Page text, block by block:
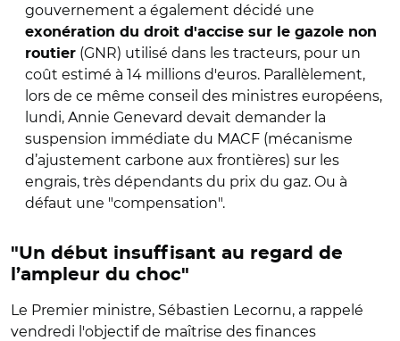
gouvernement a également décidé une
exonération du droit d'accise sur le gazole non
routier (GNR) utilisé dans les tracteurs, pour un
coût estimé à 14 millions d'euros. Parallèlement,
lors de ce même conseil des ministres européens,
lundi, Annie Genevard devait demander la
suspension immédiate du MACF (mécanisme
d’ajustement carbone aux frontières) sur les
engrais, très dépendants du prix du gaz. Ou à
défaut une "compensation".
"Un début insuffisant au regard de
l’ampleur du choc"
Le Premier ministre, Sébastien Lecornu, a rappelé
vendredi l'objectif de maîtrise des finances